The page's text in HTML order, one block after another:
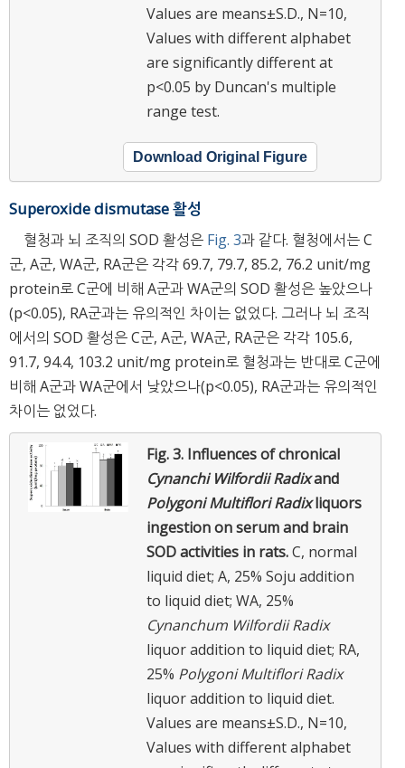
Values are means±S.D., N=10,
Values with different alphabet
are significantly different at
p<0.05 by Duncan's multiple
range test.
Download Original Figure
Superoxide dismutase 활성
혈청과 뇌 조직의 SOD 활성은 Fig. 3과 같다. 혈청에서는 C
군, A군, WA군, RA군은 각각 69.7, 79.7, 85.2, 76.2 unit/mg
protein로 C군에 비해 A군과 WA군의 SOD 활성은 높았으나
(p<0.05), RA군과는 유의적인 차이는 없었다. 그러나 뇌 조직
에서의 SOD 활성은 C군, A군, WA군, RA군은 각각 105.6,
91.7, 94.4, 103.2 unit/mg protein로 혈청과는 반대로 C군에
비해 A군과 WA군에서 낮았으나(p<0.05), RA군과는 유의적인
차이는 없었다.
Fig. 3. Influences of chronical
Cynanchi Wilfordii Radixand
Polygoni Multiflori Radixliquors
ingestion on serum and brain
SOD activities in rats.C, normal
liquid diet; A, 25% Soju addition
to liquid diet; WA, 25%
Cynanchum Wilfordii Radix
liquor addition to liquid diet; RA,
25% Polygoni Multiflori Radix
liquor addition to liquid diet.
Values are means±S.D., N=10,
Values with different alphabet